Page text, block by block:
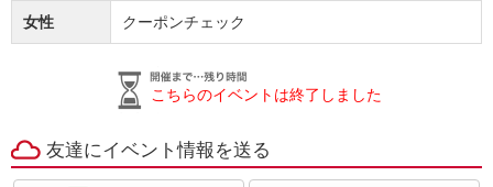
女性 クーポンチェック
こちらのイベントは終了しました
友達にイベント情報を送る